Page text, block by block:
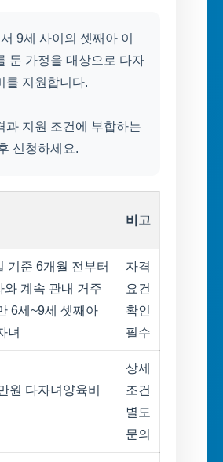
9세 사이의 셋째아 이
둔 가정을 대상으로 다자
를 지원합니다.
과 지원 조건에 부합하는
신청하세요.
비고
기준 6개월 전부터
와 계속 관내 거주
6세~9세 셋째아
녀
자격
요건
확인
필수
원 다자녀양육비
상세
조건
별도
문의